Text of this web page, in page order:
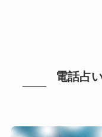
電話占